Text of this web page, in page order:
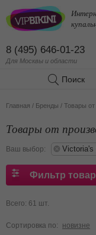
8 (495) 646-01-23
Для Москвы и области
Поиск
Главная / Бренды /
Товары от
Ваш выбор: Victoria's
Фильтр
Всего: 61 шт.
Сортировка по: новизне